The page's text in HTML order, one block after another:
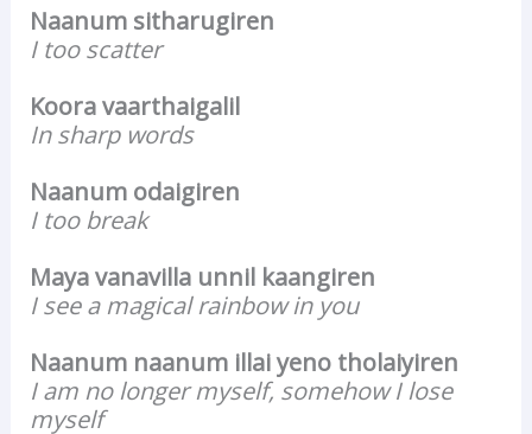
Naanum sitharugiren
I too scatter
Koora vaarthaigalil
In sharp words
Naanum odaigiren
I too break
Maya vanavilla unnil kaangiren
I see a magical rainbow in you
Naanum naanum illai yeno tholaiyiren
I am no longer myself, somehow I lose
myself